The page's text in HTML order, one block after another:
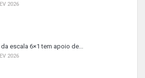
2026
da escala 6×1 tem apoio de...
2026